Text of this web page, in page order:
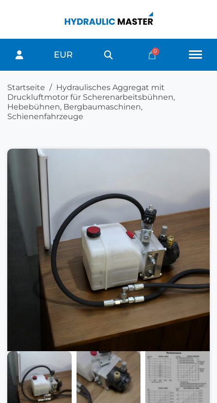
EUR
Startseite
Hydraulisches Aggregat mit
Druckluftmotor für Scherenarbeitsbühnen,
Hebebühnen, Bergbaumaschinen,
Schienenfahrzeuge